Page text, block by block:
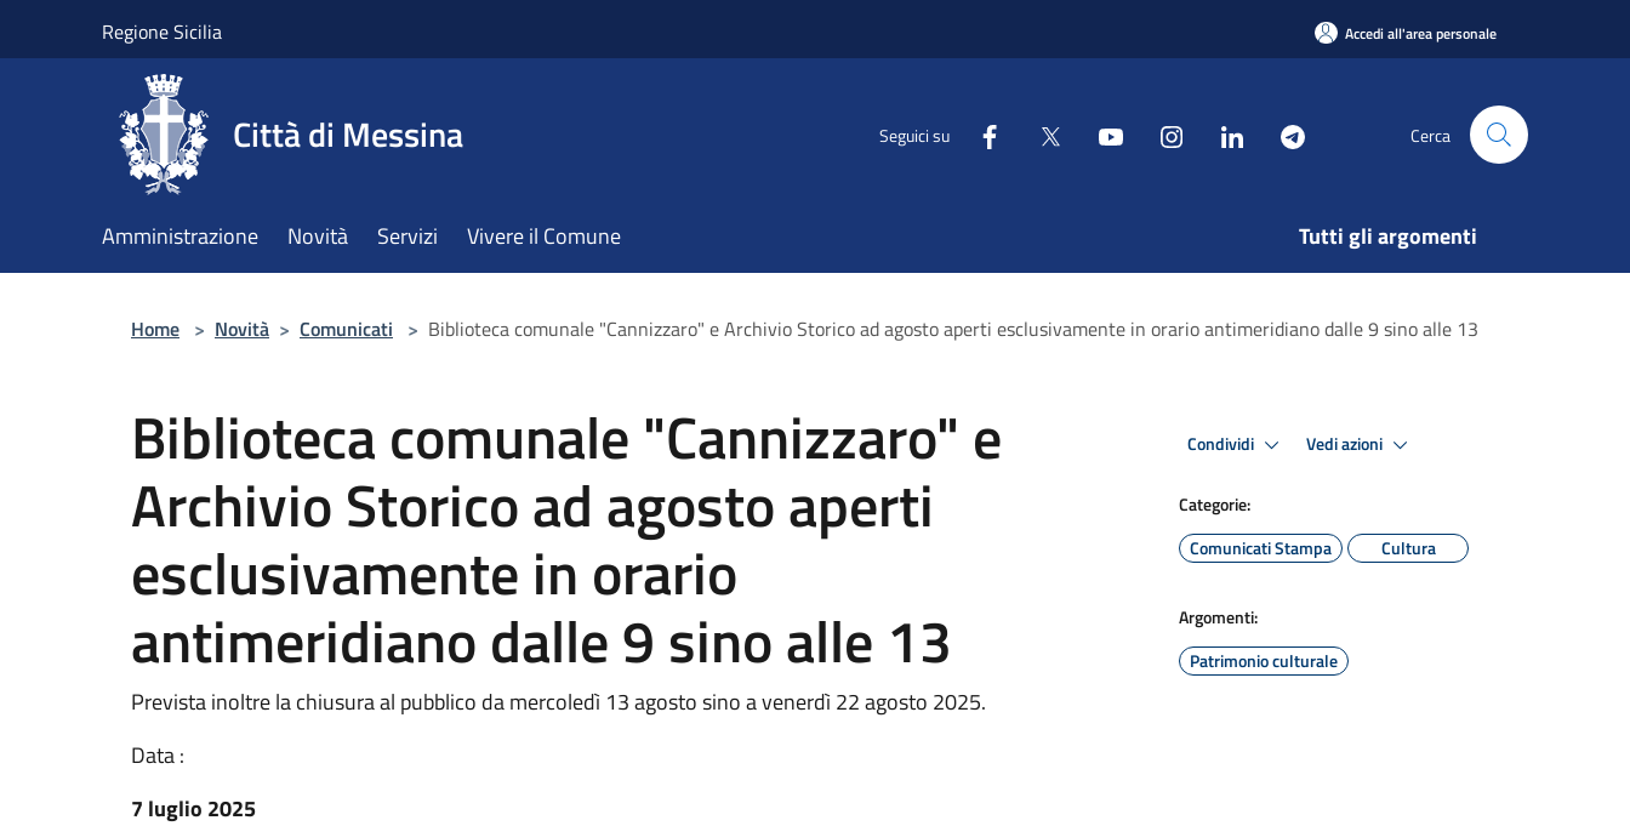
Regione Sicilia Accedi all'area personale
Città di Messina Seguici su Cerca
Amministrazione Novità Servizi Vivere il Comune Tutti gli argomenti
Home > Novità > Comunicati > Biblioteca comunale "Cannizzaro" e Archivio Storico ad agosto aperti esclusivamente in orario antimeridiano dalle 9 sino alle 13
Biblioteca comunale "Cannizzaro" e
Archivio Storico ad agosto aperti
esclusivamente in orario
antimeridiano dalle 9 sino alle 13
Prevista inoltre la chiusura al pubblico da mercoledì 13 agosto sino a venerdì 22 agosto 2025.
Data :
7 luglio 2025
Condividi Vedi azioni
Categorie:
Comunicati Stampa
Cultura
Argomenti:
Patrimonio culturale